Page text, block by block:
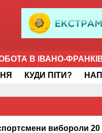
В ІВАНО-
КУДИ ПІТИ?
вибороли 20